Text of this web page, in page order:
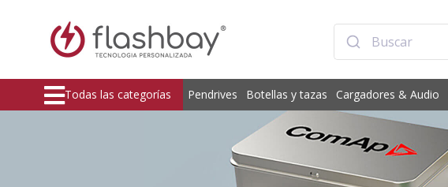
Todas las categorías Pendrives Botellas y tazas Cargadores & Audio